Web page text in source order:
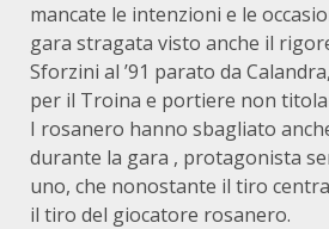
mancate le intenzioni e le
gara stragata visto anche il
Sforzini al ’91 parato da
per il Troina e portiere non
I rosanero hanno sbagliato
durante la gara , protagonista
uno, che nonostante il tiro
il tiro del giocatore rosanero.